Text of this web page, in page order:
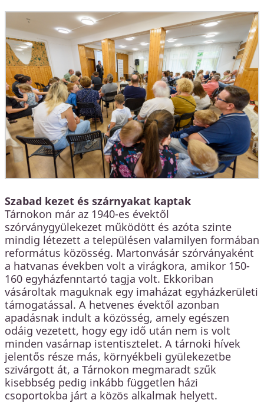
Szabad kezet és szárnyakat kaptak
Tárnokon már az 1940-es évektől
szórványgyülekezet működött és azóta szinte
mindig létezett a településen valamilyen formában
református közösség. Martonvásár szórványaként
a hatvanas években volt a virágkora, amikor 150-
160 egyházfenntartó tagja volt. Ekkoriban
vásároltak maguknak egy imaházat egyházkerületi
támogatással. A hetvenes évektől azonban
apadásnak indult a közösség, amely egészen
odáig vezetett, hogy egy idő után nem is volt
minden vasárnap istentisztelet. A tárnoki hívek
jelentős része más, környékbeli gyülekezetbe
szivárgott át, a Tárnokon megmaradt szűk
kisebbség pedig inkább független házi
csoportokba járt a közös alkalmak helyett.